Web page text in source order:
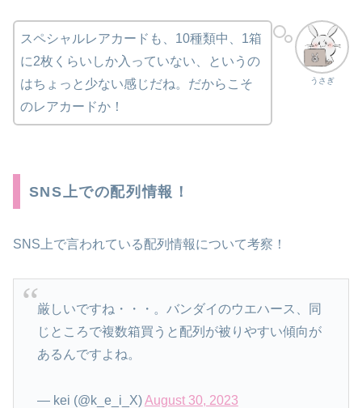
うさぎ
スペシャルレアカードも、10種類中、1箱
に2枚くらいしか入っていない、というの
はちょっと少ない感じだね。だからこそ
のレアカードか！
SNS上での配列情報！
SNS上で言われている配列情報について考察！
厳しいですね・・・。バンダイのウエハース、同
じところで複数箱買うと配列が被りやすい傾向が
あるんですよね。
— kei (@k_e_i_X)August 30, 2023